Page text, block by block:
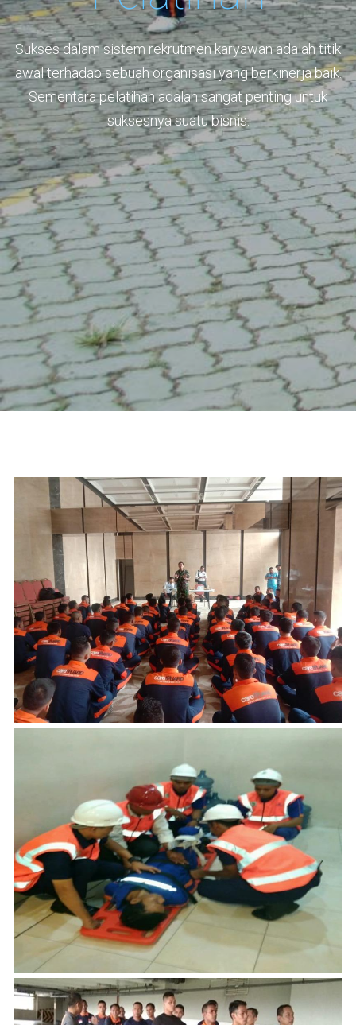
Sukses dalam sistem rekrutmen karyawan adalah titik
awal terhadap sebuah organisasi yang berkinerja baik.
Sementara pelatihan adalah sangat penting untuk
suksesnya suatu bisnis.